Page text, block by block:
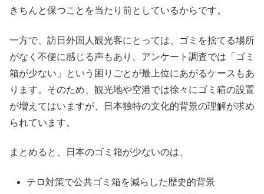
きちんと保つことを当たり前としているからです。
一方で、訪日外国人観光客にとっては、ゴミを捨てる場所
がなく不便に感じる声もあり、アンケート調査では「ゴミ
箱が少ない」という困りごとが最上位にあがるケースもあ
ります。そのため、観光地や空港では徐々にゴミ箱の設置
が増えてはいますが、日本独特の文化的背景の理解が求め
られています。
まとめると、日本のゴミ箱が少ないのは、
テロ対策で公共ゴミ箱を減らした歴史的背景